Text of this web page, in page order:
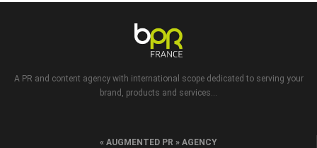
A PR and content agency with international scope dedicated to serving your
brand, products and services...
« AUGMENTED PR » AGENCY